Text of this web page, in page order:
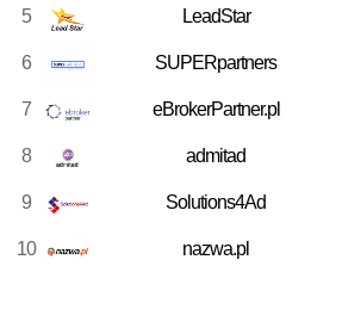
5 LeadStar
6 SUPERpartners
7 eBrokerPartner.pl
8 admitad
9 Solutions4Ad
10 nazwa.pl